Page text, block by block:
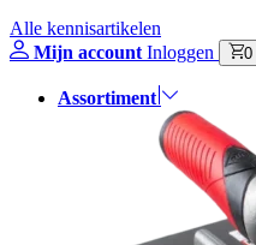
Alle kennisartikelen
Mijn account Inloggen 0
Assortiment